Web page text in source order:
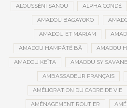
ALOUSSÉNI SANOU ALPHA CONDÉ
AMADOU BAGAYOKO
AMADOU ET MARIAM
AMADOU HAMPÂTÉ BÂ AMADOU
AMADOU KEÏTA AMADOU SY SAVANE
AMBASSADEUR FRANÇAIS
AMÉLIORATION DU CADRE DE VIE
AMÉNAGEMENT ROUTIER